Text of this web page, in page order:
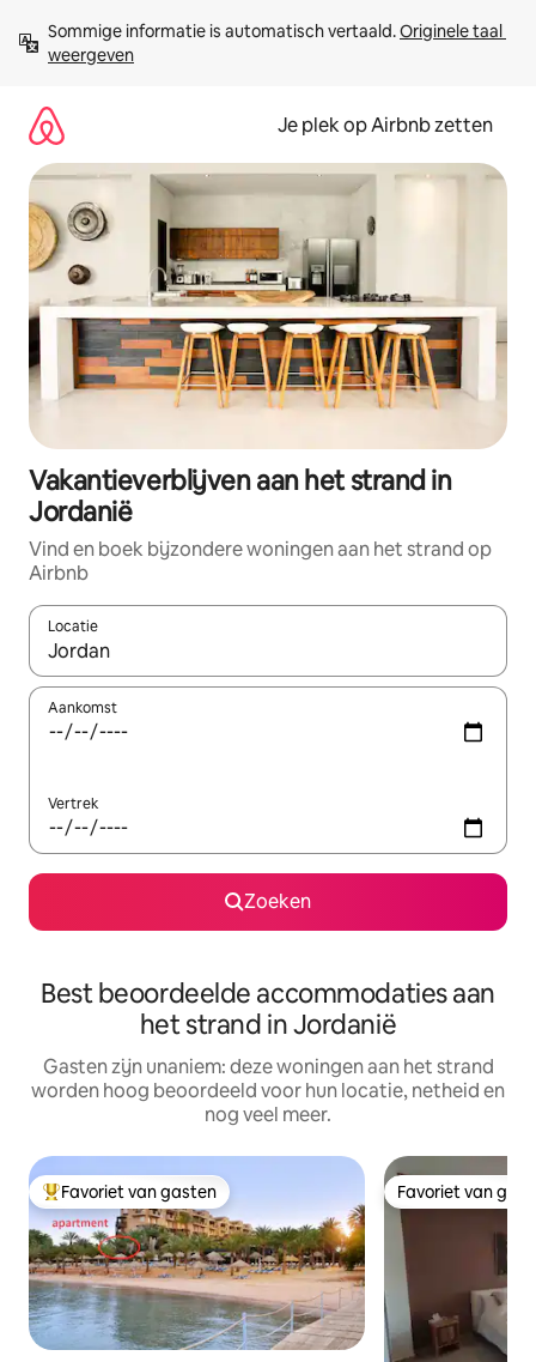
direct
naar
Sommige informatie is automatisch vertaald. Originele taal
weergeven
Je plek op Airbnb zetten
Vakantieverblijven aan het strand in
Jordanië
Vind en boek bijzondere woningen aan het strand op
Airbnb
Locatie
Wanneer er resultaten beschikbaar zijn, maak je een keuze
Aankomst
Vertrek
Zoeken
Best beoordeelde accommodaties aan
het strand in Jordanië
Gasten zijn unaniem: deze woningen aan het strand
worden hoog beoordeeld voor hun locatie, netheid en
nog veel meer.
Topfavoriet van gasten
Favoriet van gasten Favoriet van
Favoriet van